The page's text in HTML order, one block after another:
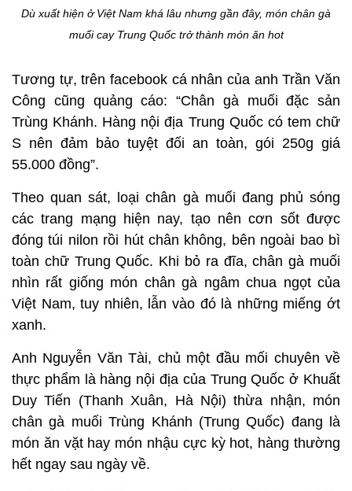
Dù xuất hiện ở Việt Nam khá lâu nhưng gần đây, món chân gà
muối cay Trung Quốc trở thành món ăn hot
Tương tự, trên facebook cá nhân của anh Trần Văn
Công cũng quảng cáo: “Chân gà muối đặc sản
Trùng Khánh. Hàng nội địa Trung Quốc có tem chữ
S nên đảm bảo tuyệt đối an toàn, gói 250g giá
55.000 đồng”.
Theo quan sát, loại chân gà muối đang phủ sóng
các trang mạng hiện nay, tạo nên cơn sốt được
đóng túi nilon rồi hút chân không, bên ngoài bao bì
toàn chữ Trung Quốc. Khi bỏ ra đĩa, chân gà muối
nhìn rất giống món chân gà ngâm chua ngọt của
Việt Nam, tuy nhiên, lẫn vào đó là những miếng ớt
xanh.
Anh Nguyễn Văn Tài, chủ một đầu mối chuyên về
thực phẩm là hàng nội địa của Trung Quốc ở Khuất
Duy Tiến (Thanh Xuân, Hà Nội) thừa nhận, món
chân gà muối Trùng Khánh (Trung Quốc) đang là
món ăn vặt hay món nhậu cực kỳ hot, hàng thường
hết ngay sau ngày về.